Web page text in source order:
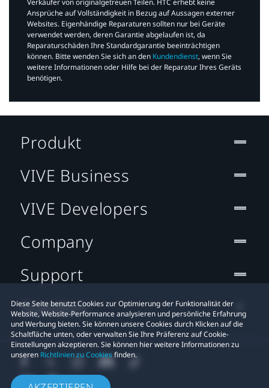
Verkäufer von originalgetreuen Teilen. HTC erhebt keine
Ansprüche auf Vollständigkeit in Bezug auf Aussagen externer
Websites. Eigenhändige Reparaturen sollten nur bei Geräte
verwendet werden, deren Garantie abgelaufen ist, da
Reparaturschäden Ihre Standardgarantie beeinträchtigen
können. Bitte wenden Sie sich an den Kundendienst, wenn Sie
weitere Informationen oder Hilfe bei der Reparatur Ihres Geräts
benötigen.​
Diese Seite benutzt Cookies zur Optimierung der Funktionalität der
Website, Website-Performance analysieren und persönliche Erfahrung
und Werbung bieten. Sie können unsere Cookies durch Klicken auf die
Schaltfläche unten, oder verwalten Sie Ihre Präferenz auf Cookie-
Einstellungen akzeptieren. Sie können hier weitere Informationen zu
unseren Richtlinien zu Cookiesfinden.
Produkt
VIVE Business
VIVE Developers
Company
Support
Standort